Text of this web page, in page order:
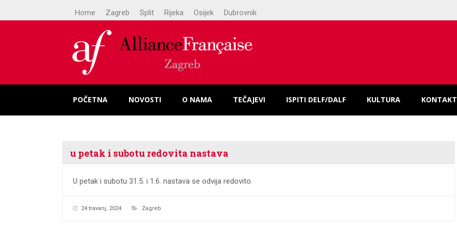
Home Zagreb Split Rijeka Osijek Dubrovnik
POČETNA NOVOSTI O NAMA TEČAJEVI ISPITI DELF/DALF KULTURA KONTAKT
u petak i subotu redovita nastava
U petak i subotu 31.5. i 1.6. nastava se odvija redovito.
24 travanj, 2024 Zagreb